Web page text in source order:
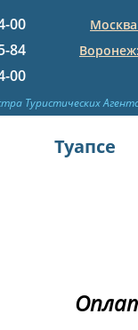
00
84
00
Туристических
Туапсе